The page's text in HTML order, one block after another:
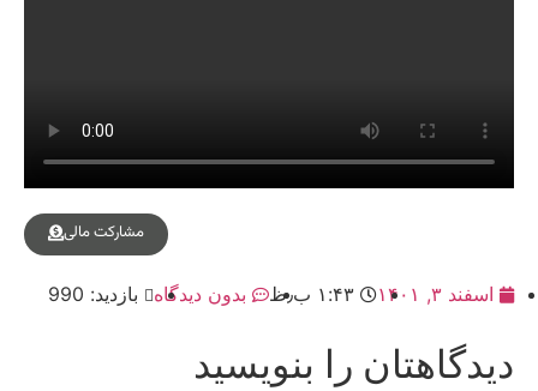
مشارکت مالی
اسفند ۳, ۱۴۰۱ ۱:۴۳ ب٫ظ بدون دیدگاه بازدید: 990
دیدگاهتان را بنویسید